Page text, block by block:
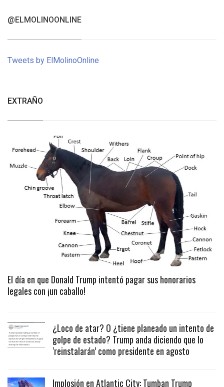
@ELMOLINOONLINE
Tweets by ElMolinoOnline
EXTRAÑO
El día en que Donald Trump intentó pagar sus honorarios
legales con ¡un caballo!
¿Loco de atar? O ¿tiene planeado un intento de
golpe de estado? Trump anda diciendo que lo
‘reinstalarán’ como presidente en agosto
Implosión en Atlantic City: Tumban Trump